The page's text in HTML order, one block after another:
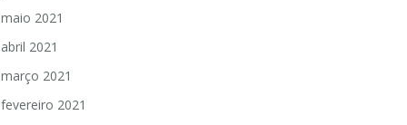
maio 2021
abril 2021
março 2021
fevereiro 2021